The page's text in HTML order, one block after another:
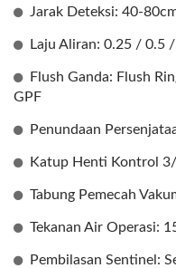
Jarak Deteksi: 40-
Laju Aliran: 0.25 / 0.5
Flush Ganda: Flush
GPF
Penundaan
Katup Henti Kontrol
Tabung Pemecah
Tekanan Air Operasi:
Pembilasan Sentinel: